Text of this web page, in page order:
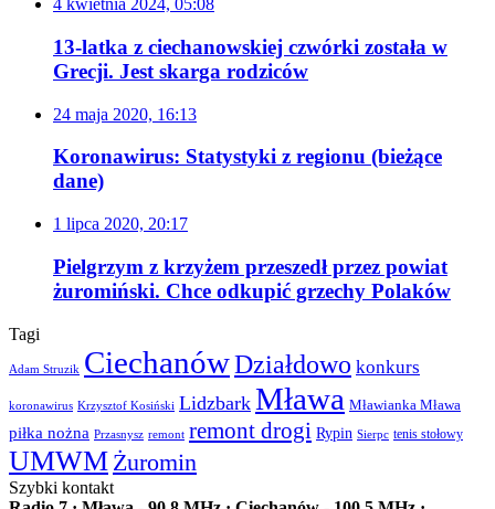
4 kwietnia 2024, 05:08
13-latka z ciechanowskiej czwórki została w
Grecji. Jest skarga rodziców
24 maja 2020, 16:13
Koronawirus: Statystyki z regionu (bieżące
dane)
1 lipca 2020, 20:17
Pielgrzym z krzyżem przeszedł przez powiat
żuromiński. Chce odkupić grzechy Polaków
Tagi
Adam Struzik CiechanówDziałdowo konkurs
koronawirus Krzysztof Kosiński Lidzbark Mława Mławianka Mława
piłka nożna Przasnysz remont remont drogi Rypin Sierpc tenis stołowy
UMWM Żuromin
Szybki kontakt